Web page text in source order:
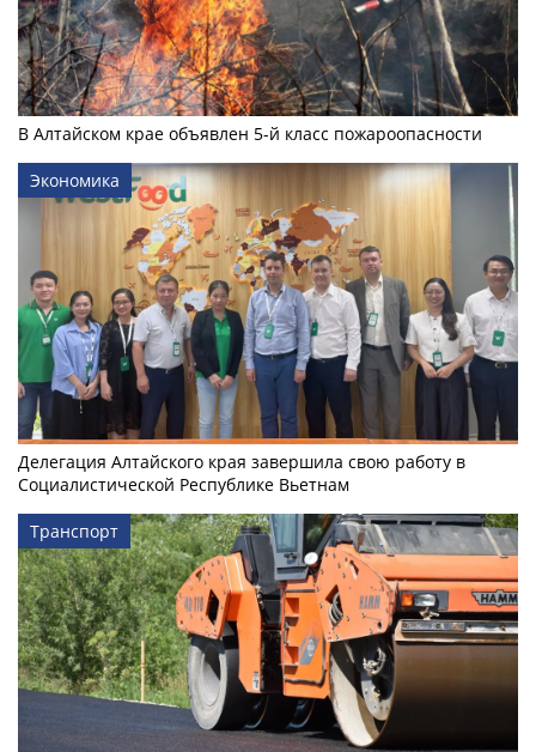
В Алтайском крае объявлен 5-й класс пожароопасности
Экономика
Делегация Алтайского края завершила свою работу в
Социалистической Республике Вьетнам
Транспорт